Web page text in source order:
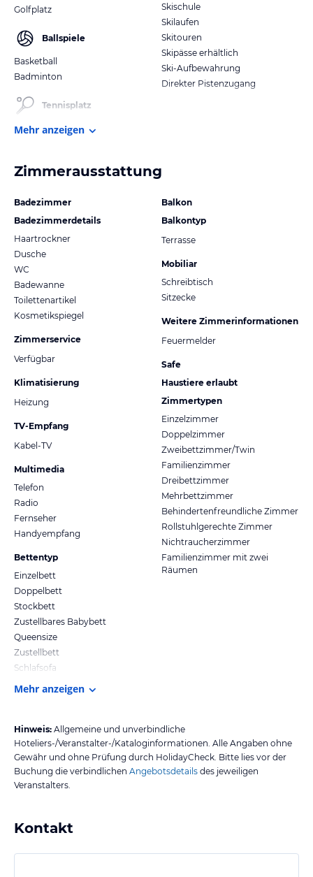
Golfplatz
Ballspiele
Basketball
Badminton
Tennisplatz
Skischule
Skilaufen
Skitouren
Skipässe erhältlich
Ski-Aufbewahrung
Direkter Pistenzugang
Mehr anzeigen
Zimmerausstattung
Badezimmer
Badezimmerdetails
Haartrockner
Dusche
WC
Badewanne
Toilettenartikel
Kosmetikspiegel
Zimmerservice
Verfügbar
Klimatisierung
Heizung
TV-Empfang
Kabel-TV
Multimedia
Telefon
Radio
Fernseher
Handyempfang
Bettentyp
Einzelbett
Doppelbett
Stockbett
Zustellbares Babybett
Queensize
Zustellbett
Schlafsofa
Balkon
Balkontyp
Terrasse
Mobiliar
Schreibtisch
Sitzecke
Weitere Zimmerinformationen
Feuermelder
Safe
Haustiere erlaubt
Zimmertypen
Einzelzimmer
Doppelzimmer
Zweibettzimmer/Twin
Familienzimmer
Dreibettzimmer
Mehrbettzimmer
Behindertenfreundliche Zimmer
Rollstuhlgerechte Zimmer
Nichtraucherzimmer
Familienzimmer mit zwei
Räumen
Mehr anzeigen
Hinweis: Allgemeine und unverbindliche
Hoteliers-/Veranstalter-/Kataloginformationen. Alle Angaben ohne
Gewähr und ohne Prüfung durch HolidayCheck. Bitte lies vor der
Buchung die verbindlichen Angebotsdetails des jeweiligen
Veranstalters.
Kontakt